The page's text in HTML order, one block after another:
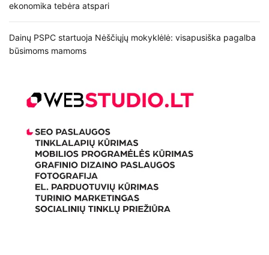
ekonomika tebėra atspari
Dainų PSPC startuoja Nėščiųjų mokyklėlė: visapusiška pagalba
būsimoms mamoms